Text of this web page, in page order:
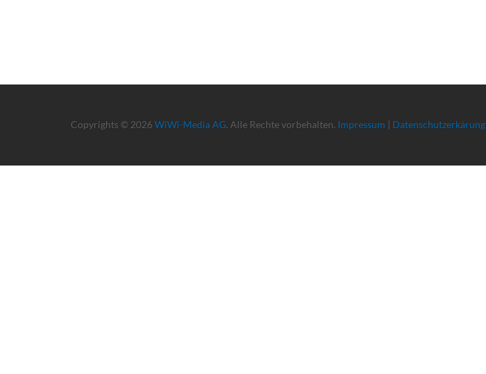
Copyrights © 2026 WiWi-Media AG. Alle Rechte vorbehalten. Impressum | Datenschutzerkärung